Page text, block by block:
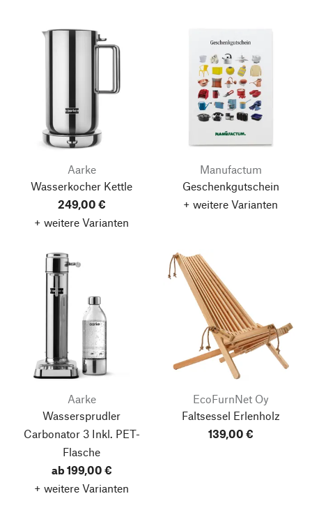
Aarke
Wasserkocher Kettle
249,00 €
+ weitere Varianten
Manufactum
Geschenkgutschein
+ weitere Varianten
Aarke
Wassersprudler
Carbonator 3Inkl. PET-
Flasche
ab 199,00 €
+ weitere Varianten
EcoFurnNet Oy
Faltsessel Erlenholz
139,00 €